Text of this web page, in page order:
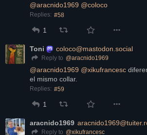
@aracnido1969 @coloco
Replies: #58
1
Toni coloco@mastodon.social
Reply to @aracnido1969
@aracnido1969 @xikufrancesc
el mismo collar.
Replies: #59
1
aracnido1969
Reply to @xikufrancesc